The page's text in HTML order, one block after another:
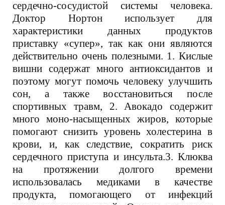
сердечно-сосудистой системы человека.
Доктор Нортон использует для
характеристики данных продуктов
приставку «супер», так как они являются
действительно очень полезными. 1. Кислые
вишни содержат много антиоксидантов и
поэтому могут помочь человеку улучшить
сон, а также восстановиться после
спортивных травм, 2. Авокадо содержит
много моно-насыщенных жиров, которые
помогают снизить уровень холестерина в
крови, и, как следствие, сократить риск
сердечного приступа и инсульта.3. Клюква
на протяжении долгого времени
использовалась медиками в качестве
продукта, помогающего от инфекций